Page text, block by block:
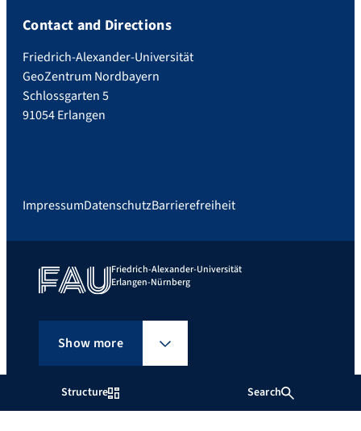
Structure Search
Contact and Directions
Friedrich-Alexander-Universität
GeoZentrum Nordbayern
Schlossgarten 5
91054 Erlangen
ImpressumDatenschutzBarrierefreiheit
Friedrich-Alexander-Universität
Erlangen-Nürnberg
Show more